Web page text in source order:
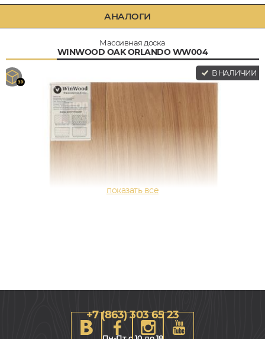
АНАЛОГИ
Массивная доска
WINWOOD OAK ORLANDO WW004
В НАЛИЧИИ
+7 (863) 303 65 23